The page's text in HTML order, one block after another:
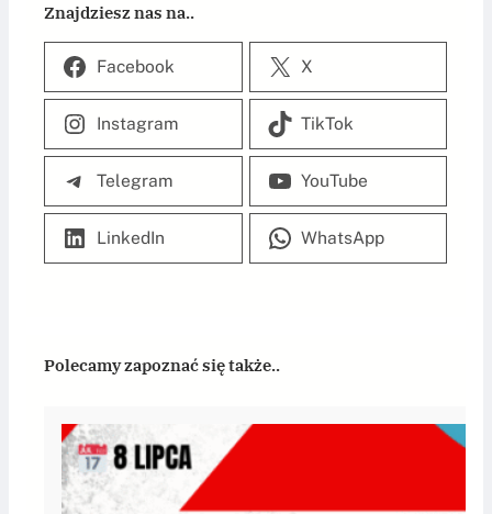
Znajdziesz nas na..
Facebook X
Instagram TikTok
Telegram YouTube
LinkedIn WhatsApp
Polecamy zapoznać się także..